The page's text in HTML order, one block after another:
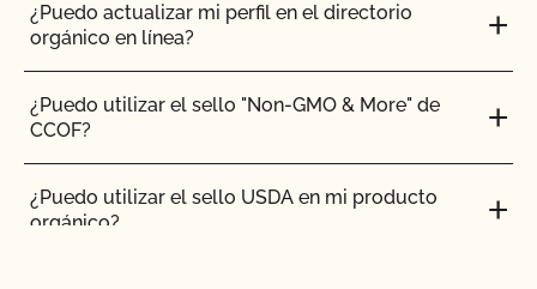
¿Puedo actualizar mi perfil en el directorio
orgánico en línea?
¿Puedo utilizar el sello "Non-GMO & More" de
CCOF?
¿Puedo utilizar el sello USDA en mi producto
orgánico?
con materiales prohibidos junto con mis animales
orgánicos?
¿Puedo poner el logotipo de alimentado con
pasto en mis productos?
¿Puedo vender un animal lechero orgánico como
animal de abasto?